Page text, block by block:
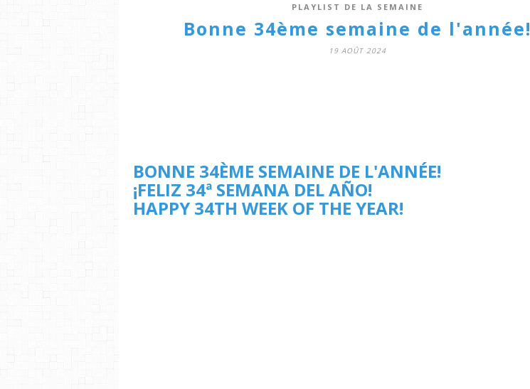
PLAYLIST DE LA SEMAINE
Bonne 34ème semaine de l'année!
19 AOÛT 2024
BONNE 34ÈME SEMAINE DE L'ANNÉE!
¡FELIZ 34ª SEMANA DEL AÑO!
HAPPY 34TH WEEK OF THE YEAR!